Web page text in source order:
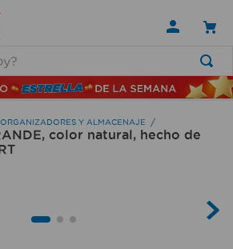
ORGANIZADORES Y ALMACENAJE
color natural, hecho de